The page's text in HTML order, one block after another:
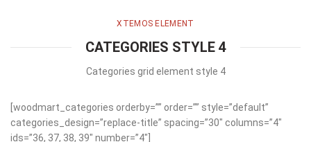
XTEMOS ELEMENT
CATEGORIES STYLE 4
Categories grid element style 4
[woodmart_categories orderby=”” order=”” style=”default”
categories_design=”replace-title” spacing=”30″ columns=”4″
ids=”36, 37, 38, 39″ number=”4″]